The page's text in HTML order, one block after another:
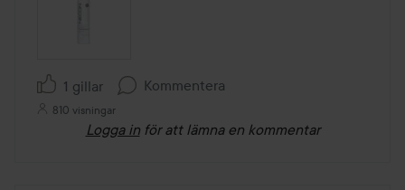
1 gillar Kommentera
810 visningar
Logga in för att lämna en kommentar